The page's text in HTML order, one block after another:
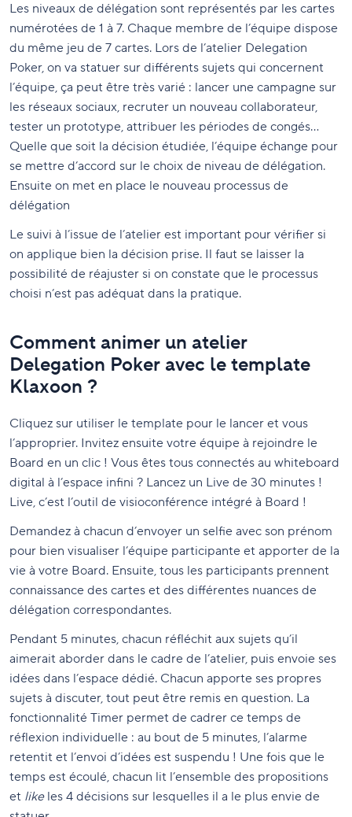
Les niveaux de délégation sont représentés par les cartes
numérotées de 1 à 7. Chaque membre de l’équipe dispose
du même jeu de 7 cartes. Lors de l’atelier Delegation
Poker, on va statuer sur différents sujets qui concernent
l’équipe, ça peut être très varié : lancer une campagne sur
les réseaux sociaux, recruter un nouveau collaborateur,
tester un prototype, attribuer les périodes de congés…
Quelle que soit la décision étudiée, l’équipe échange pour
se mettre d’accord sur le choix de niveau de délégation.
Ensuite on met en place le nouveau processus de
délégation
Le suivi à l’issue de l’atelier est important pour vérifier si
on applique bien la décision prise. Il faut se laisser la
possibilité de réajuster si on constate que le processus
choisi n’est pas adéquat dans la pratique.
Comment animer un atelier
Delegation Poker avec le template
Klaxoon ?
Cliquez sur utiliser le template pour le lancer et vous
l’approprier. Invitez ensuite votre équipe à rejoindre le
Board en un clic ! Vous êtes tous connectés au whiteboard
digital à l’espace infini ? Lancez un Live de 30 minutes !
Live, c’est l’outil de visioconférence intégré à Board !
Demandez à chacun d’envoyer un selfie avec son prénom
pour bien visualiser l’équipe participante et apporter de la
vie à votre Board. Ensuite, tous les participants prennent
connaissance des cartes et des différentes nuances de
délégation correspondantes.
Pendant 5 minutes, chacun réfléchit aux sujets qu’il
aimerait aborder dans le cadre de l’atelier, puis envoie ses
idées dans l’espace dédié. Chacun apporte ses propres
sujets à discuter, tout peut être remis en question. La
fonctionnalité Timer permet de cadrer ce temps de
réflexion individuelle : au bout de 5 minutes, l’alarme
retentit et l’envoi d’idées est suspendu ! Une fois que le
temps est écoulé, chacun lit l’ensemble des propositions
et likeles 4 décisions sur lesquelles il a le plus envie de